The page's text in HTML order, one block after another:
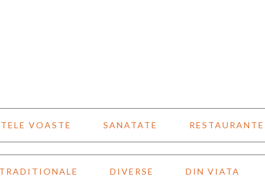
VOASTE SANATATE RESTAURANTE
DIVERSE DIN VIATA